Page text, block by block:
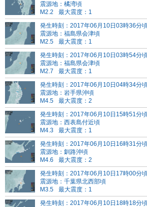
震源地：橘湾頃
M2.2
最大震度：1
発生時刻：2017年06月10日03時36分
震源地：福島県会津頃
M2.5
最大震度：1
発生時刻：2017年06月10日03時54分
震源地：福島県会津頃
M2.7
最大震度：1
発生時刻：2017年06月10日04時34分
震源地：岩手県沖頃
M4.5
最大震度：2
発生時刻：2017年06月10日15時51分
震源地：西表島付近頃
M4.3
最大震度：1
発生時刻：2017年06月10日16時31分
震源地：釧路沖頃
M4.6
最大震度：2
発生時刻：2017年06月10日17時00分
震源地：千葉県北西部頃
M3.5
最大震度：1
発生時刻：2017年06月10日18時18分